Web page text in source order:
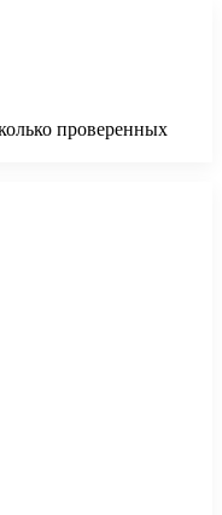
проверенных